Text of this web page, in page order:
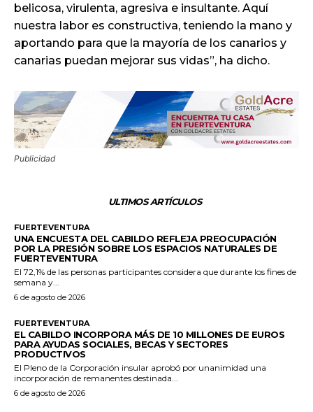
belicosa, virulenta, agresiva e insultante. Aquí
nuestra labor es constructiva, teniendo la mano y
aportando para que la mayoría de los canarios y
canarias puedan mejorar sus vidas”, ha dicho.
Publicidad
ULTIMOS ARTÍCULOS
FUERTEVENTURA
UNA ENCUESTA DEL CABILDO REFLEJA PREOCUPACIÓN
POR LA PRESIÓN SOBRE LOS ESPACIOS NATURALES DE
FUERTEVENTURA
El 72,1% de las personas participantes considera que durante los fines de
semana y...
6 de agosto de 2026
FUERTEVENTURA
EL CABILDO INCORPORA MÁS DE 10 MILLONES DE EUROS
PARA AYUDAS SOCIALES, BECAS Y SECTORES
PRODUCTIVOS
El Pleno de la Corporación insular aprobó por unanimidad una
incorporación de remanentes destinada...
6 de agosto de 2026